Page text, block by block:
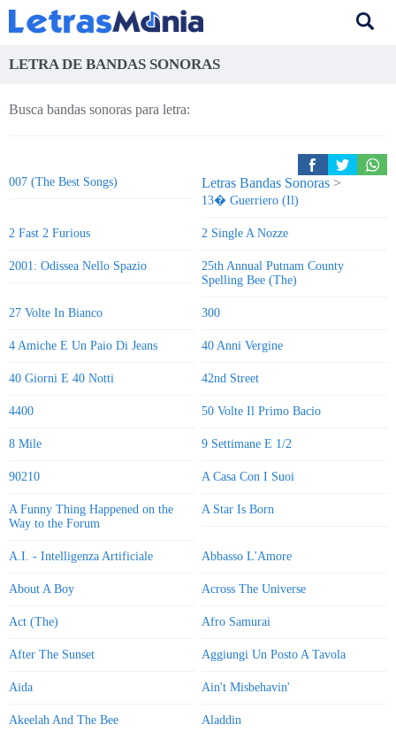
LETRA DE BANDAS SONORAS
Busca bandas sonoras para letra:
Letras Bandas Sonoras >
007 (The Best Songs)
13� Guerriero (Il)
2 Fast 2 Furious 2 Single A Nozze
2001: Odissea Nello Spazio
25th Annual Putnam County
Spelling Bee (The)
27 Volte In Bianco 300
4 Amiche E Un Paio Di Jeans 40 Anni Vergine
40 Giorni E 40 Notti 42nd Street
4400 50 Volte Il Primo Bacio
8 Mile 9 Settimane E 1/2
90210 A Casa Con I Suoi
A Funny Thing Happened on the
Way to the Forum
A Star Is Born
A.I. - Intelligenza Artificiale Abbasso L'Amore
About A Boy Across The Universe
Act (The) Afro Samurai
After The Sunset Aggiungi Un Posto A Tavola
Aida Ain't Misbehavin'
Akeelah And The Bee Aladdin